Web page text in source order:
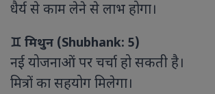
धैर्य से काम लेने से लाभ होगा।
♊ मिथुन (Shubhank: 5)
नई योजनाओं पर चर्चा हो सकती है।
मित्रों का सहयोग मिलेगा।